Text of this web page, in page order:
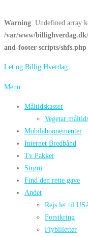
Warning: Undefined array
/var/www/
and-footer-scripts/shfs.php
Spring
indhold
Let og Billig Hverdag
Menu
Måltidskasser
Vegetar
Mobilabonnementer
Internet Bredbånd
Tv Pakker
Strøm
Find den rette gave
Andet
Rejs let til
Forsikring
Flybilletter